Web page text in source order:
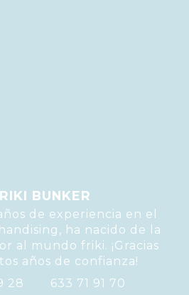
BUNKER
de experiencia en el
ha nacido de la
al mundo friki. ¡Gracias
años de confianza!
28
633 71 91 70